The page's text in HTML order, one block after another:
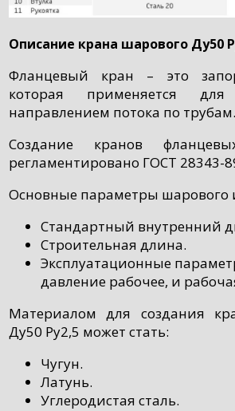
Описание крана шарового Ду50
Фланцевый кран – это
которая применяется
направлением потока по трубам.
Создание кранов
регламентировано ГОСТ 28343-
Основные параметры шарового
Стандартный внутренний
Строительная длина.
Эксплуатационные
давление рабочее, и
Материалом для создания
Ду50 Ру2,5 может стать:
Чугун.
Латунь.
Углеродистая сталь.